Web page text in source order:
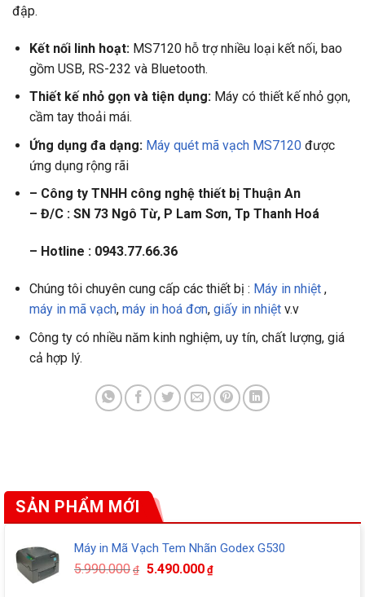
đập.
Kết nối linh hoạt:MS7120 hỗ trợ nhiều loại kết nối, bao
gồm USB, RS-232 và Bluetooth.
Thiết kế nhỏ gọn và tiện dụng:Máy có thiết kế nhỏ gọn,
cầm tay thoải mái.
Ứng dụng đa dạng: Máy quét mã vạch MS7120được
ứng dụng rộng rãi
– Công ty TNHH công nghệ thiết bị Thuận An
– Đ/C : SN 73 Ngô Từ, P Lam Sơn, Tp Thanh Hoá
– Hotline : 0943.77.66.36
Chúng tôi chuyên cung cấp các thiết bị : Máy in nhiệt,
máy in mã vạch, máy in hoá đơn, giấy in nhiệtv.v
Công ty có nhiều năm kinh nghiệm, uy tín, chất lượng, giá
cả hợp lý.
SẢN PHẨM MỚI
Máy in Mã Vạch Tem Nhãn Godex G530
5.990.000 ₫ Giá
5.490.000 ₫Giá